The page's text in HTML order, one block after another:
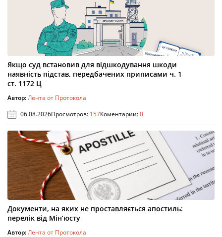
Якщо суд встановив для відшкодування шкоди
наявність підстав, передбачених приписами ч. 1
ст. 1172 Ц
Автор:Лента от Протокола
06.08.2026Просмотров: 157Коментарии:0
Документи, на яких не проставляється апостиль:
перелік від Мін’юсту
Автор:Лента от Протокола